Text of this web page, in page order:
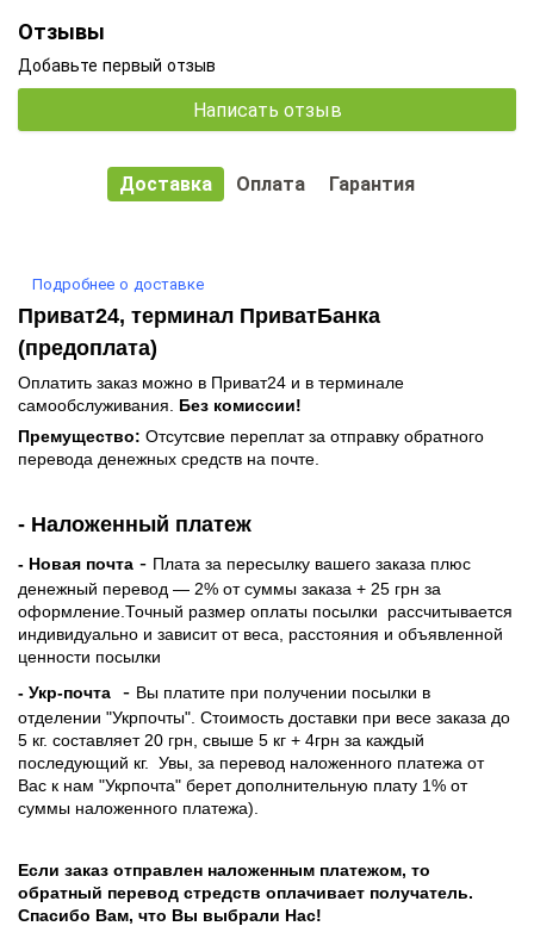
Отзывы
Добавьте первый отзыв
Написать отзыв
Доставка Оплата Гарантия
Подробнее о доставке
Приват24, терминал ПриватБанка
(предоплата)
Оплатить заказ можно в Приват24 и в терминале
самообслуживания. Без комиссии!
Премущество: Отсутсвие переплат за отправку обратного
перевода денежных средств на почте.
- Наложенный платеж
- Новая почта - Плата за пересылку вашего заказа плюс
денежный перевод — 2% от суммы заказа + 25 грн за
оформление.Точный размер оплаты посылки рассчитывается
индивидуально и зависит от веса, расстояния и объявленной
ценности посылки
- Укр-почта
- Вы платите при получении посылки в
отделении "Укрпочты". Стоимость доставки при весе заказа до
5 кг. составляет 20 грн, свыше 5 кг + 4грн за каждый
последующий кг. Увы, за перевод наложенного платежа от
Вас к нам "Укрпочта" берет дополнительную плату 1% от
суммы наложенного платежа).
Если заказ отправлен наложенным платежом, то
обратный перевод стредств оплачивает получатель.
Спасибо Вам, что Вы выбрали Нас!